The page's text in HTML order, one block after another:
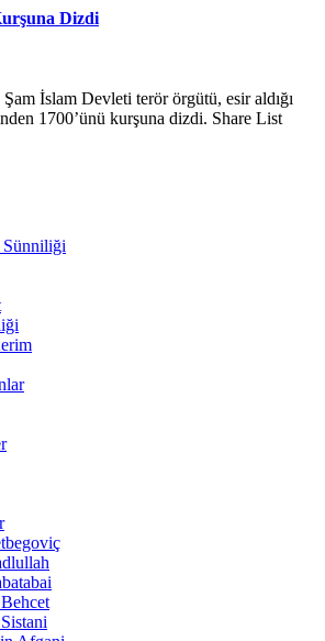
Dizdi
İslam Devleti terör örgütü, esir aldığı
1700’ünü kurşuna dizdi. Share List